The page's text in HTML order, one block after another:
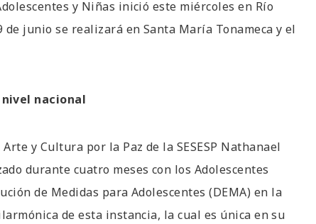
y Niñas inició este miércoles en Río
junio se realizará en Santa María Tonameca y el
nivel nacional
y Cultura por la Paz de la SESESP Nathanael
durante cuatro meses con los Adolescentes
de Medidas para Adolescentes (DEMA) en la
de esta instancia, la cual es única en su